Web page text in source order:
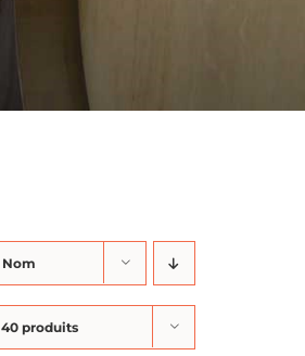
Nom
40 produits